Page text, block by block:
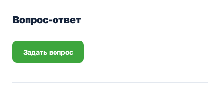
Вопрос-ответ
Задать вопрос